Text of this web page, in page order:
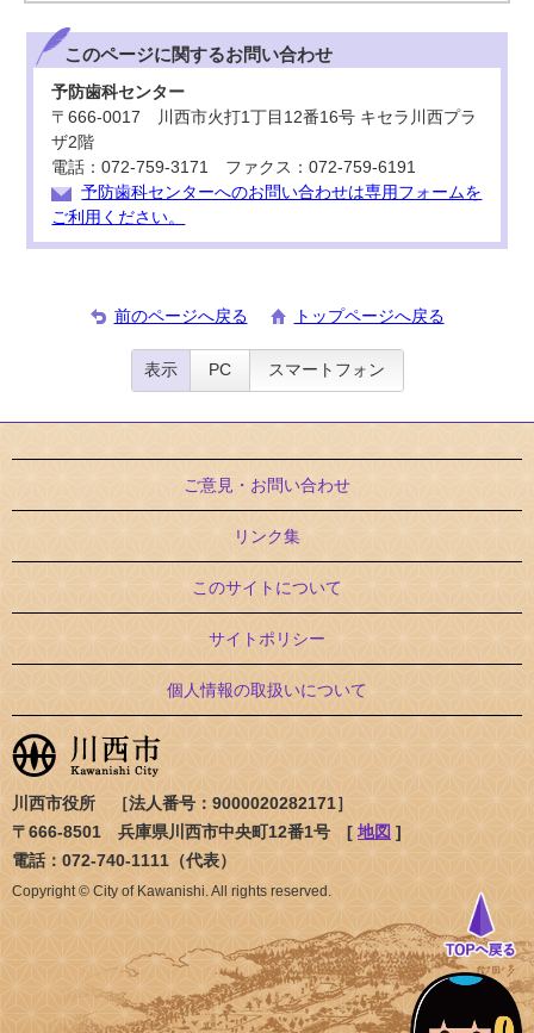
このページに関するお問い合わせ
予防歯科センター
〒666-0017 川西市火打1丁目12番16号 キセラ川西プラ
ザ2階
電話：072-759-3171 ファクス：072-759-6191
予防歯科センターへのお問い合わせは専用フォームを
ご利用ください。
前のページへ戻る トップページへ戻る
表示 PC スマートフォン
ご意見・お問い合わせ
リンク集
このサイトについて
サイトポリシー
個人情報の取扱いについて
川西市役所 ［法人番号：9000020282171］
〒666-8501 兵庫県川西市中央町12番1号 [ 地図 ]
電話：072-740-1111（代表）
Copyright © City of Kawanishi. All rights reserved.